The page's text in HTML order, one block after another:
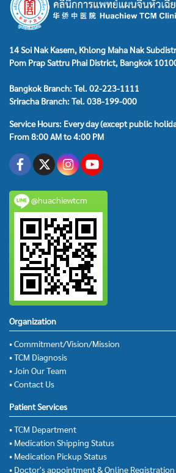
14 Soi Nak Kasem, Khlong Maha Nak
Pom Prap Sattru Phai District, Bangkok
Bangkok Branch: Tel. 02-223-1111
Sriracha Branch: Tel. 038-199-000
Service Hours: Every day (except public
From 8:00 AM to 4:00 PM
@huachiewtcm
Organization
• Commitment/Vision/Mission
• TCM Diagnosis
• Join Our Team
• Contact Us
Patient Services
• TCM Department
• Medication Shipping Status
• Medication Pickup Status
• Doctor's appointment & Online Registration